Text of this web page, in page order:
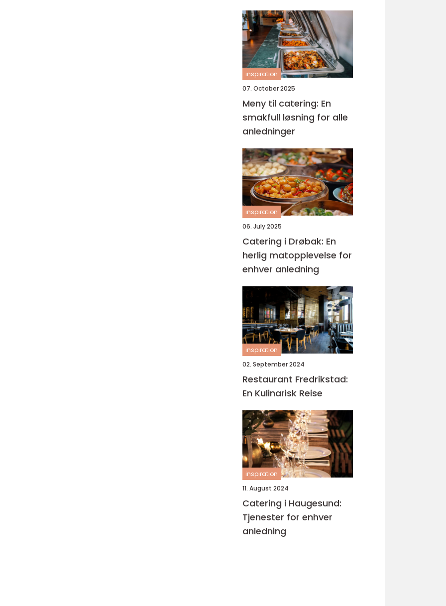
anledninger
inspiration
07. October 2025
Meny til catering: En
smakfull løsning for alle
anledninger
inspiration
06. July 2025
Catering i Drøbak: En
herlig matopplevelse for
enhver anledning
inspiration
02. September 2024
Restaurant Fredrikstad:
En Kulinarisk Reise
inspiration
11. August 2024
Catering i Haugesund:
Tjenester for enhver
anledning